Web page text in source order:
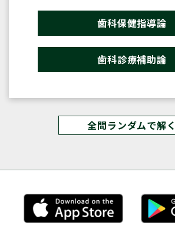
歯科保健指導論
歯科診療補助論
全問ランダムで解く